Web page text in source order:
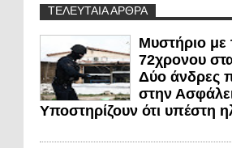
ΤΕΛΕΥΤΑΙΑ ΑΡΘΡΑ
Μυστήριο με
72χρονου
Δύο άνδρες
στην
Υποστηρίζουν ότι υπέστη